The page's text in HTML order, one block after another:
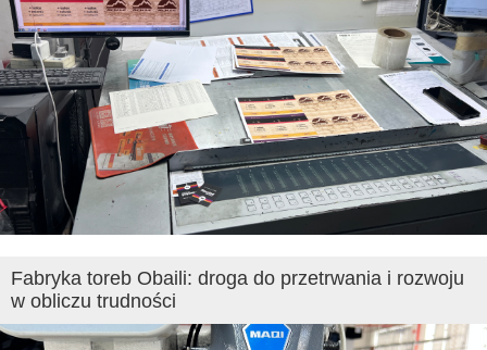
Fabryka toreb Obaili: droga do przetrwania i rozwoju
w obliczu trudności